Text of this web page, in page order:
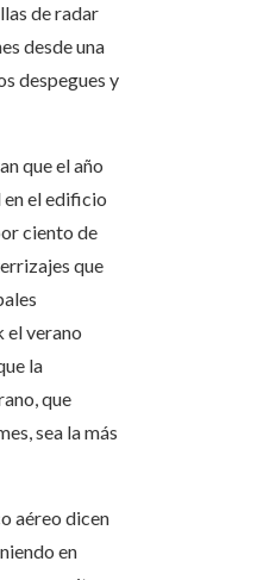
de radar
desde una
despegues y
que el año
en el edificio
ciento de
que
el verano
la
que
sea la más
aéreo dicen
en